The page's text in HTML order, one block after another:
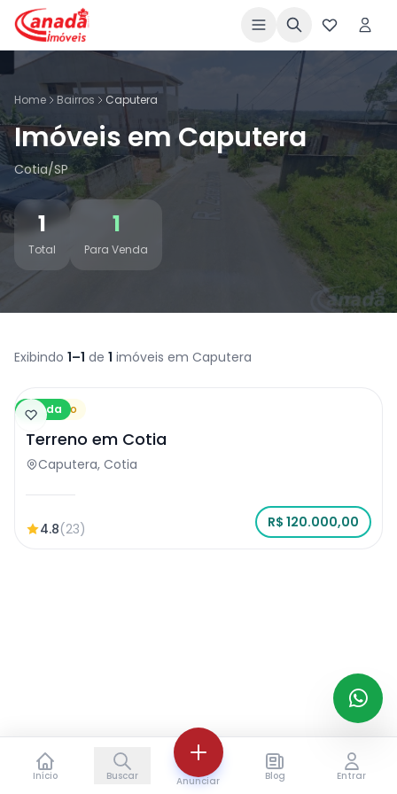
Home Bairros Caputera
Imóveis em Caputera
Cotia/SP
1
Total
1
Para Venda
Exibindo 1–1 de 1 imóveis em Caputera
Venda
Terreno
Terreno em Cotia
Caputera, Cotia
4.8(23) R$ 120.000,00
Início Buscar Anunciar Blog Entrar